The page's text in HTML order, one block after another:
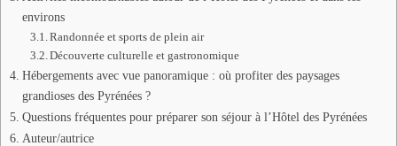
environs
Randonnée et sports de plein air
Découverte culturelle et gastronomique
Hébergements avec vue panoramique : où profiter des paysages
grandioses des Pyrénées ?
Questions fréquentes pour préparer son séjour à l’Hôtel des Pyrénées
Auteur/autrice